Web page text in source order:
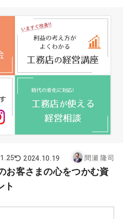
2024.10.19 間瀬 隆司
お客さまの心をつかむ資
ト